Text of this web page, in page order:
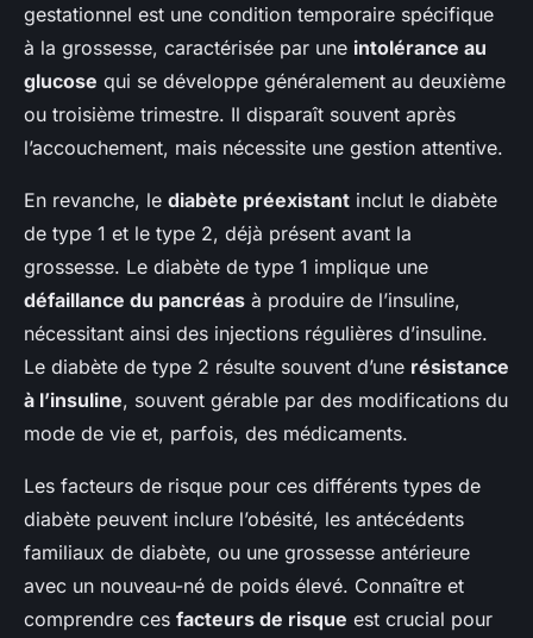
gestationnel est une condition temporaire spécifique
à la grossesse, caractérisée par une intolérance au
glucose qui se développe généralement au deuxième
ou troisième trimestre. Il disparaît souvent après
l’accouchement, mais nécessite une gestion attentive.
En revanche, le diabète préexistant inclut le diabète
de type 1 et le type 2, déjà présent avant la
grossesse. Le diabète de type 1 implique une
défaillance du pancréas à produire de l’insuline,
nécessitant ainsi des injections régulières d’insuline.
Le diabète de type 2 résulte souvent d’une résistance
à l’insuline, souvent gérable par des modifications du
mode de vie et, parfois, des médicaments.
Les facteurs de risque pour ces différents types de
diabète peuvent inclure l’obésité, les antécédents
familiaux de diabète, ou une grossesse antérieure
avec un nouveau-né de poids élevé. Connaître et
comprendre ces facteurs de risque est crucial pour